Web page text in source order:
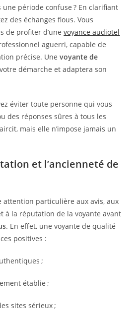
une période confuse ? En clarifiant
des échanges flous. Vous
de profiter d’unevoyance audiotel
aguerri, capable de
précise. Unevoyante de
démarche et adaptera son
éviter toute personne qui vous
des réponses sûres à tous les
mais elle n’impose jamais un
et l’ancienneté de
attention particulière aux avis, aux
à la réputation de la voyante avant
. En effet, une voyante de qualité
positives :
;
établie ;
sites sérieux ;